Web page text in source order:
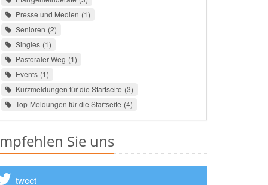
Presse und Medien 1
Senioren 2
Singles 1
Pastoraler Weg 1
Events 1
Kurzmeldungen für die Startseite 3
Top-Meldungen für die Startseite 4
Sie uns
tweet